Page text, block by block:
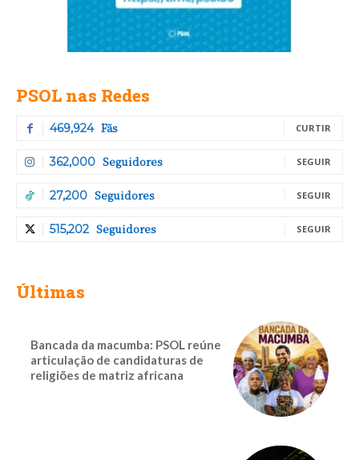
PSOL nas Redes
469,924 Fãs CURTIR
362,000 Seguidores SEGUIR
27,200 Seguidores SEGUIR
515,202 Seguidores SEGUIR
Últimas
Bancada da macumba: PSOL reúne
articulação de candidaturas de
religiões de matriz africana